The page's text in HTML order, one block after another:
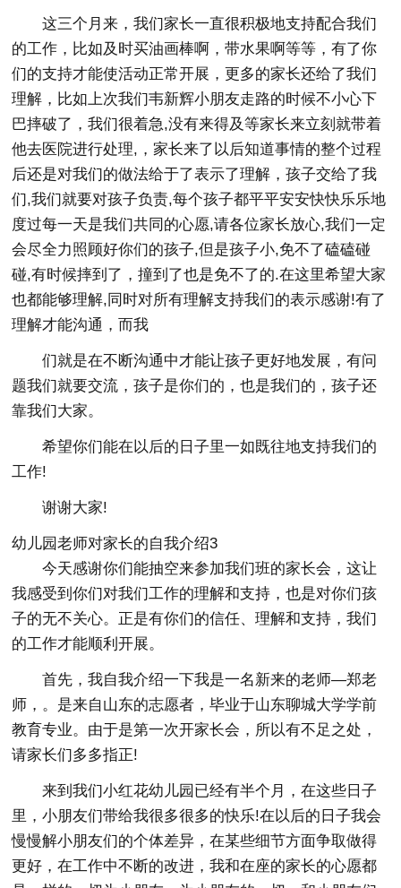
这三个月来，我们家长一直很积极地支持配合我们
的工作，比如及时买油画棒啊，带水果啊等等，有了你
们的支持才能使活动正常开展，更多的家长还给了我们
理解，比如上次我们韦新辉小朋友走路的时候不小心下
巴摔破了，我们很着急,没有来得及等家长来立刻就带着
他去医院进行处理,，家长来了以后知道事情的整个过程
后还是对我们的做法给于了表示了理解，孩子交给了我
们,我们就要对孩子负责,每个孩子都平平安安快快乐乐地
度过每一天是我们共同的心愿,请各位家长放心,我们一定
会尽全力照顾好你们的孩子,但是孩子小,免不了磕磕碰
碰,有时候摔到了，撞到了也是免不了的.在这里希望大家
也都能够理解,同时对所有理解支持我们的表示感谢!有了
理解才能沟通，而我
们就是在不断沟通中才能让孩子更好地发展，有问
题我们就要交流，孩子是你们的，也是我们的，孩子还
靠我们大家。
希望你们能在以后的日子里一如既往地支持我们的
工作!
谢谢大家!
幼儿园老师对家长的自我介绍3
今天感谢你们能抽空来参加我们班的家长会，这让
我感受到你们对我们工作的理解和支持，也是对你们孩
子的无不关心。正是有你们的信任、理解和支持，我们
的工作才能顺利开展。
首先，我自我介绍一下我是一名新来的老师―郑老
师，。是来自山东的志愿者，毕业于山东聊城大学学前
教育专业。由于是第一次开家长会，所以有不足之处，
请家长们多多指正!
来到我们小红花幼儿园已经有半个月，在这些日子
里，小朋友们带给我很多很多的快乐!在以后的日子我会
慢慢解小朋友们的个体差异，在某些细节方面争取做得
更好，在工作中不断的改进，我和在座的家长的心愿都